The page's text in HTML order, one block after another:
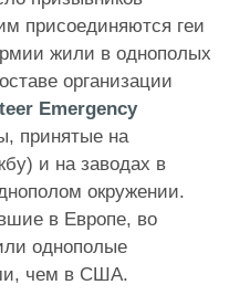
присоединяются геи
жили в однополых
организации
Emergency
принятые на
и на заводах в
окружении.
в Европе, во
однополые
чем в США.